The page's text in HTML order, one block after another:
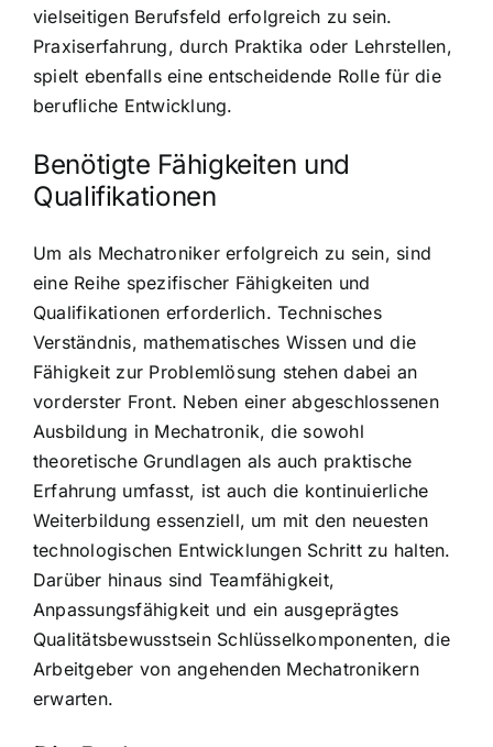
vielseitigen Berufsfeld erfolgreich zu sein.
Praxiserfahrung, durch Praktika oder Lehrstellen,
spielt ebenfalls eine entscheidende Rolle für die
berufliche Entwicklung.
Benötigte Fähigkeiten und
Qualifikationen
Um als Mechatroniker erfolgreich zu sein, sind
eine Reihe spezifischer Fähigkeiten und
Qualifikationen erforderlich. Technisches
Verständnis, mathematisches Wissen und die
Fähigkeit zur Problemlösung stehen dabei an
vorderster Front. Neben einer abgeschlossenen
Ausbildung in Mechatronik, die sowohl
theoretische Grundlagen als auch praktische
Erfahrung umfasst, ist auch die kontinuierliche
Weiterbildung essenziell, um mit den neuesten
technologischen Entwicklungen Schritt zu halten.
Darüber hinaus sind Teamfähigkeit,
Anpassungsfähigkeit und ein ausgeprägtes
Qualitätsbewusstsein Schlüsselkomponenten, die
Arbeitgeber von angehenden Mechatronikern
erwarten.